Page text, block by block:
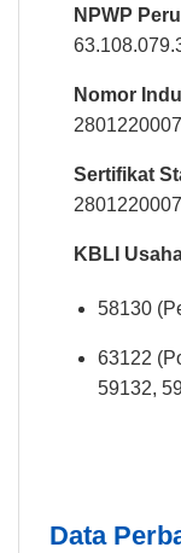
NPWP
Nomor
Sertifikat
KBLI
58130
63122
59132,
Data